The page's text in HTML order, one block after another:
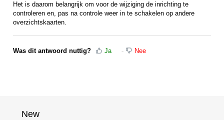
Het is daarom belangrijk om voor de wijziging de inrichting te
controleren en, pas na controle weer in te schakelen op andere
overzichtskaarten.
Was dit antwoord nuttig? Ja Nee
New